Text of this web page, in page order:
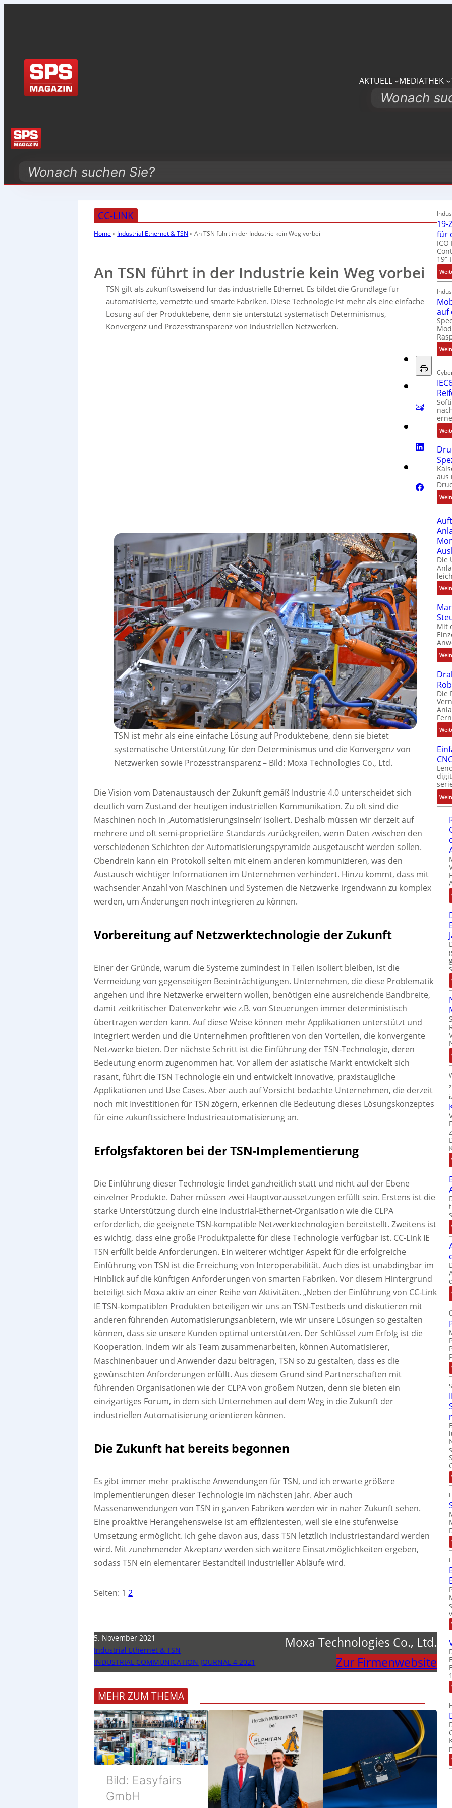
AKTUELL MEDIATHEK
Search
Search
CC-LINK
Home » Industrial Ethernet & TSN »An TSN führt in der Industrie kein Weg vorbei
An TSN führt in der Industrie kein Weg vorbei
TSN gilt als zukunftsweisend für das industrielle Ethernet. Es bildet die Grundlage für
automatisierte, vernetzte und smarte Fabriken. Diese Technologie ist mehr als eine einfache
Lösung auf der Produktebene, denn sie unterstützt systematisch Determinismus,
Konvergenz und Prozesstransparenz von industriellen Netzwerken.
TSN ist mehr als eine einfache Lösung auf Produktebene, denn sie bietet
systematische Unterstützung für den Determinismus und die Konvergenz von
Netzwerken sowie Prozesstransparenz– Bild: Moxa Technologies Co., Ltd.
Die Vision vom Datenaustausch der Zukunft gemäß Industrie 4.0 unterscheidet sich
deutlich vom Zustand der heutigen industriellen Kommunikation. Zu oft sind die
Maschinen noch in ‚Automatisierungsinseln‘ isoliert. Deshalb müssen wir derzeit auf
mehrere und oft semi-proprietäre Standards zurückgreifen, wenn Daten zwischen den
verschiedenen Schichten der Automatisierungspyramide ausgetauscht werden sollen.
Obendrein kann ein Protokoll selten mit einem anderen kommunizieren, was den
Austausch wichtiger Informationen im Unternehmen verhindert. Hinzu kommt, dass mit
wachsender Anzahl von Maschinen und Systemen die Netzwerke irgendwann zu komplex
werden, um Änderungen noch integrieren zu können.
Vorbereitung auf Netzwerktechnologie der Zukunft
Einer der Gründe, warum die Systeme zumindest in Teilen isoliert bleiben, ist die
Vermeidung von gegenseitigen Beeinträchtigungen. Unternehmen, die diese Problematik
angehen und ihre Netzwerke erweitern wollen, benötigen eine ausreichende Bandbreite,
damit zeitkritischer Datenverkehr wie z.B. von Steuerungen immer deterministisch
übertragen werden kann. Auf diese Weise können mehr Applikationen unterstützt und
integriert werden und die Unternehmen profitieren von den Vorteilen, die konvergente
Netzwerke bieten. Der nächste Schritt ist die Einführung der TSN-Technologie, deren
Bedeutung enorm zugenommen hat. Vor allem der asiatische Markt entwickelt sich
rasant, führt die TSN Technologie ein und entwickelt innovative, praxistaugliche
Applikationen und Use Cases. Aber auch auf Vorsicht bedachte Unternehmen, die derzeit
noch mit Investitionen für TSN zögern, erkennen die Bedeutung dieses Lösungskonzeptes
für eine zukunftssichere Industrieautomatisierung an.
Erfolgsfaktoren bei der TSN-Implementierung
Die Einführung dieser Technologie findet ganzheitlich statt und nicht auf der Ebene
einzelner Produkte. Daher müssen zwei Hauptvoraussetzungen erfüllt sein. Erstens ist die
starke Unterstützung durch eine Industrial-Ethernet-Organisation wie die CLPA
erforderlich, die geeignete TSN-kompatible Netzwerktechnologien bereitstellt. Zweitens ist
es wichtig, dass eine große Produktpalette für diese Technologie verfügbar ist. CC-Link IE
TSN erfüllt beide Anforderungen. Ein weiterer wichtiger Aspekt für die erfolgreiche
Einführung von TSN ist die Erreichung von Interoperabilität. Auch dies ist unabdingbar im
Hinblick auf die künftigen Anforderungen von smarten Fabriken. Vor diesem Hintergrund
beteiligt sich Moxa aktiv an einer Reihe von Aktivitäten. „Neben der Einführung von CC-Link
IE TSN-kompatiblen Produkten beteiligen wir uns an TSN-Testbeds und diskutieren mit
anderen führenden Automatisierungsanbietern, wie wir unsere Lösungen so gestalten
können, dass sie unsere Kunden optimal unterstützen. Der Schlüssel zum Erfolg ist die
Kooperation. Indem wir als Team zusammenarbeiten, können Automatisierer,
Maschinenbauer und Anwender dazu beitragen, TSN so zu gestalten, dass es die
gewünschten Anforderungen erfüllt. Aus diesem Grund sind Partnerschaften mit
führenden Organisationen wie der CLPA von großem Nutzen, denn sie bieten ein
einzigartiges Forum, in dem sich Unternehmen auf dem Weg in die Zukunft der
industriellen Automatisierung orientieren können.
Die Zukunft hat bereits begonnen
Es gibt immer mehr praktische Anwendungen für TSN, und ich erwarte größere
Implementierungen dieser Technologie im nächsten Jahr. Aber auch
Massenanwendungen von TSN in ganzen Fabriken werden wir in naher Zukunft sehen.
Eine proaktive Herangehensweise ist am effizientesten, weil sie eine stufenweise
Umsetzung ermöglicht. Ich gehe davon aus, dass TSN letztlich Industriestandard werden
wird. Mit zunehmender Akzeptanz werden sich weitere Einsatzmöglichkeiten ergeben,
sodass TSN ein elementarer Bestandteil industrieller Abläufe wird.
Seiten: 1 2
5. November 2021
Industrial Ethernet & TSN
INDUSTRIAL COMMUNICATION JOURNAL 4 2021
Moxa Technologies Co., Ltd.
Zur Firmenwebsite
MEHR ZUM THEMA
Bild: Easyfairs
GmbH
19-
für
auf
aus
Die
Mit
Die